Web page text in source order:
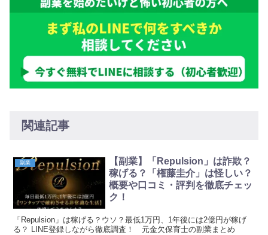
関連記事
副業
【副業】「Repulsion」は詐欺？
稼げる？「権藤圭介」は怪しい？
概要や口コミ・評判を徹底チェッ
ク！
「Repulsion」は稼げる？ウソ？最低1万円、1年後には2億円が稼げ
る？ LINE登録しながら徹底調査！ 元金欠保育士の副業まとめ